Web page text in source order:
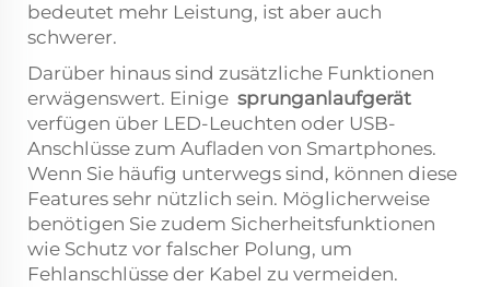
bedeutet mehr Leistung, ist aber auch
schwerer.
Darüber hinaus sind zusätzliche Funktionen
erwägenswert. Einige sprunganlaufgerät
verfügen über LED-Leuchten oder USB-
Anschlüsse zum Aufladen von Smartphones.
Wenn Sie häufig unterwegs sind, können diese
Features sehr nützlich sein. Möglicherweise
benötigen Sie zudem Sicherheitsfunktionen
wie Schutz vor falscher Polung, um
Fehlanschlüsse der Kabel zu vermeiden.